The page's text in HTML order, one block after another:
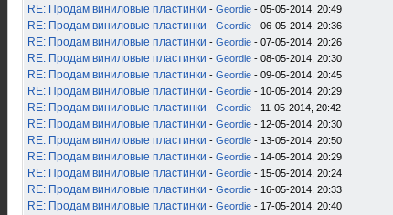
RE: Продам виниловые пластинки - Geordie - 05-05-2014, 20:49
RE: Продам виниловые пластинки - Geordie - 06-05-2014, 20:36
RE: Продам виниловые пластинки - Geordie - 07-05-2014, 20:26
RE: Продам виниловые пластинки - Geordie - 08-05-2014, 20:30
RE: Продам виниловые пластинки - Geordie - 09-05-2014, 20:45
RE: Продам виниловые пластинки - Geordie - 10-05-2014, 20:29
RE: Продам виниловые пластинки - Geordie - 11-05-2014, 20:42
RE: Продам виниловые пластинки - Geordie - 12-05-2014, 20:30
RE: Продам виниловые пластинки - Geordie - 13-05-2014, 20:50
RE: Продам виниловые пластинки - Geordie - 14-05-2014, 20:29
RE: Продам виниловые пластинки - Geordie - 15-05-2014, 20:24
RE: Продам виниловые пластинки - Geordie - 16-05-2014, 20:33
RE: Продам виниловые пластинки - Geordie - 17-05-2014, 20:40